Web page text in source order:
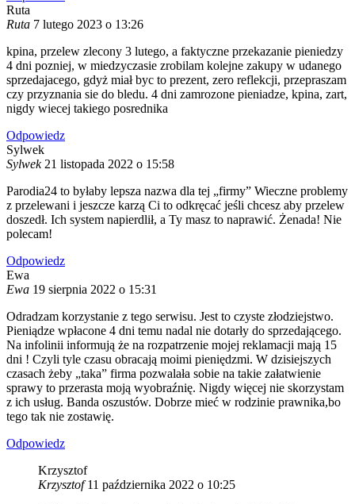
Ruta
Ruta 7 lutego 2023 o 13:26
kpina, przelew zlecony 3 lutego, a faktyczne przekazanie pieniedzy
4 dni pozniej, w miedzyczasie zrobilam kolejne zakupy w udanego
sprzedajacego, gdyż miał byc to prezent, zero reflekcji, przepraszam
czy przyznania sie do bledu. 4 dni zamrozone pieniadze, kpina, zart,
nigdy wiecej takiego posrednika
Odpowiedz
Sylwek
Sylwek 21 listopada 2022 o 15:58
Parodia24 to byłaby lepsza nazwa dla tej „firmy” Wieczne problemy
z przelewani i jeszcze karzą Ci to odkręcać jeśli chcesz aby przelew
doszedł. Ich system napierdlił, a Ty masz to naprawić. Żenada! Nie
polecam!
Odpowiedz
Ewa
Ewa 19 sierpnia 2022 o 15:31
Odradzam korzystanie z tego serwisu. Jest to czyste złodziejstwo.
Pieniądze wpłacone 4 dni temu nadal nie dotarły do sprzedającego.
Na infolinii informują że na rozpatrzenie mojej reklamacji mają 15
dni ! Czyli tyle czasu obracają moimi pieniędzmi. W dzisiejszych
czasach żeby „taka” firma pozwalała sobie na takie załatwienie
sprawy to przerasta moją wyobraźnię. Nigdy więcej nie skorzystam
z ich usług. Banda oszustów. Dobrze mieć w rodzinie prawnika,bo
tego tak nie zostawię.
Odpowiedz
Krzysztof
Krzysztof 11 października 2022 o 10:25